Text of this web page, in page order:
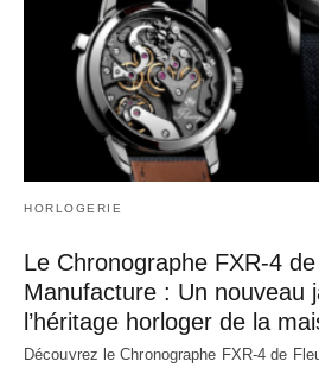
HORLOGERIE
Le Chronographe FXR-4
Manufacture : Un nouveau
l’héritage horloger de la
Découvrez le Chronographe FXR-4 de